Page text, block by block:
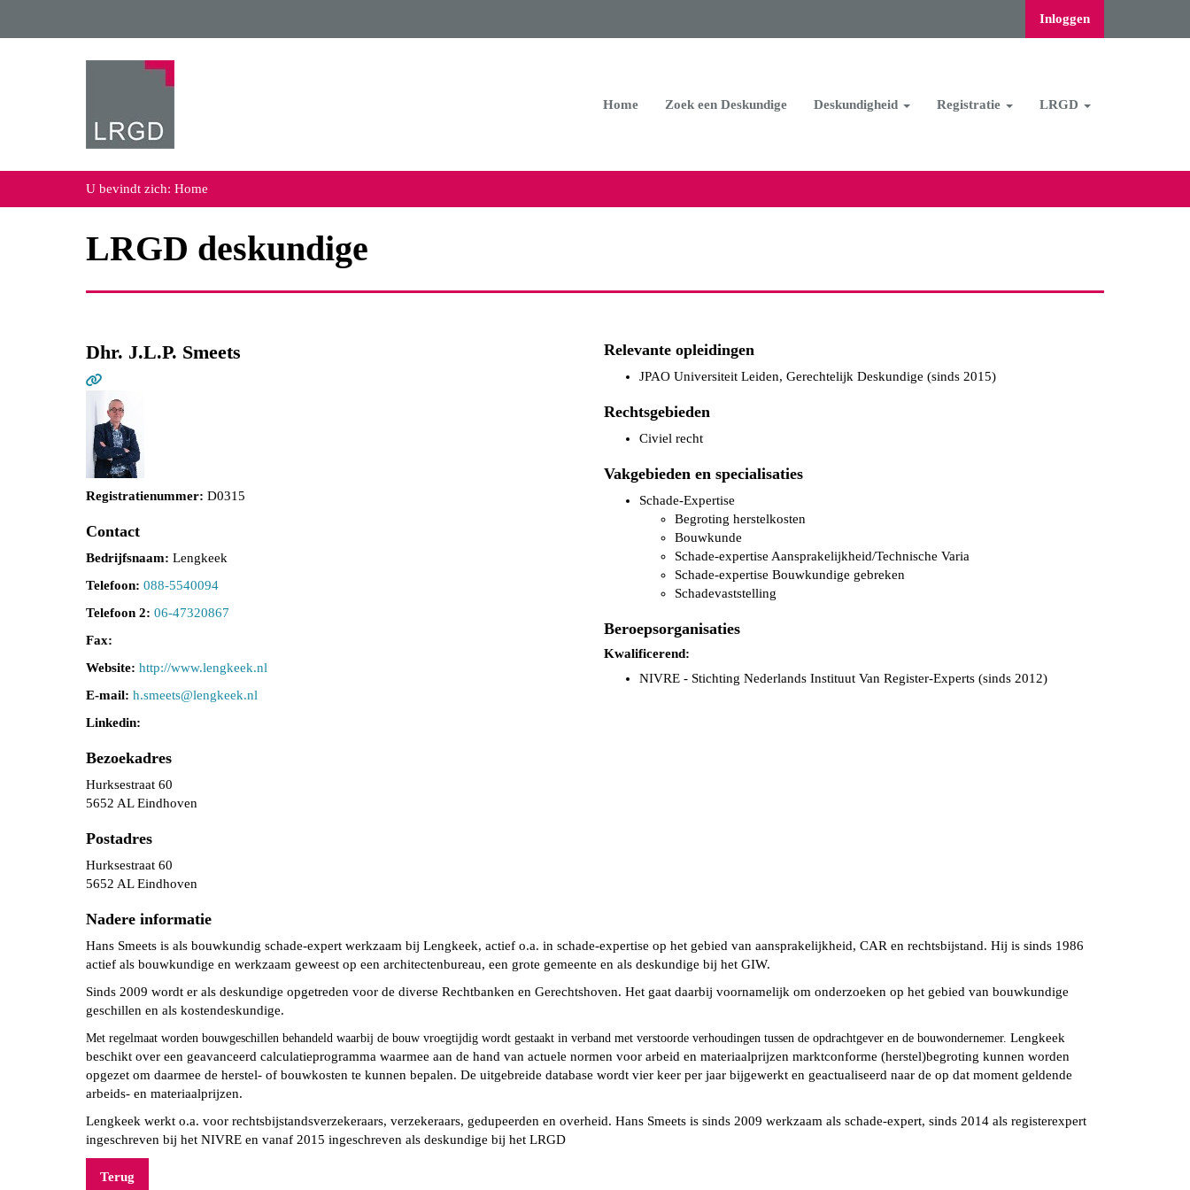
Inloggen
Home Zoek een Deskundige Deskundigheid Registratie LRGD
U bevindt zich: Home
LRGD deskundige
Dhr. J.L.P. Smeets
Registratienummer: D0315
Contact
Bedrijfsnaam: Lengkeek
Telefoon: 088-5540094
Telefoon 2: 06-47320867
Fax:
Website: http://www.lengkeek.nl
E-mail: steems.h@lengkeek.nl
Linkedin:
Bezoekadres
Hurksestraat 60
5652 AL Eindhoven
Postadres
Hurksestraat 60
5652 AL Eindhoven
Relevante opleidingen
JPAO Universiteit Leiden, Gerechtelijk Deskundige (sinds 2015)
Rechtsgebieden
Civiel recht
Vakgebieden en specialisaties
Schade-Expertise
Begroting herstelkosten
Bouwkunde
Schade-expertise Aansprakelijkheid/Technische Varia
Schade-expertise Bouwkundige gebreken
Schadevaststelling
Beroepsorganisaties
Kwalificerend:
NIVRE - Stichting Nederlands Instituut Van Register-Experts (sinds 2012)
Nadere informatie
Hans Smeets is als bouwkundig schade-expert werkzaam bij Lengkeek, actief o.a. in schade-expertise op het gebied van aansprakelijkheid, CAR en rechtsbijstand. Hij is sinds 1986
actief als bouwkundige en werkzaam geweest op een architectenbureau, een grote gemeente en als deskundige bij het GIW.
Sinds 2009 wordt er als deskundige opgetreden voor de diverse Rechtbanken en Gerechtshoven. Het gaat daarbij voornamelijk om onderzoeken op het gebied van bouwkundige
geschillen en als kostendeskundige.
Met regelmaat worden bouwgeschillen behandeld waarbij de bouw vroegtijdig wordt gestaakt in verband met verstoorde verhoudingen tussen de opdrachtgever en de bouwondernemer. Lengkeek
beschikt over een geavanceerd calculatieprogramma waarmee aan de hand van actuele normen voor arbeid en materiaalprijzen marktconforme (herstel)begroting kunnen worden
opgezet om daarmee de herstel- of bouwkosten te kunnen bepalen. De uitgebreide database wordt vier keer per jaar bijgewerkt en geactualiseerd naar de op dat moment geldende
arbeids- en materiaalprijzen.
Lengkeek werkt o.a. voor rechtsbijstandsverzekeraars, verzekeraars, gedupeerden en overheid. Hans Smeets is sinds 2009 werkzaam als schade-expert, sinds 2014 als registerexpert
ingeschreven bij het NIVRE en vanaf 2015 ingeschreven als deskundige bij het LRGD
Terug